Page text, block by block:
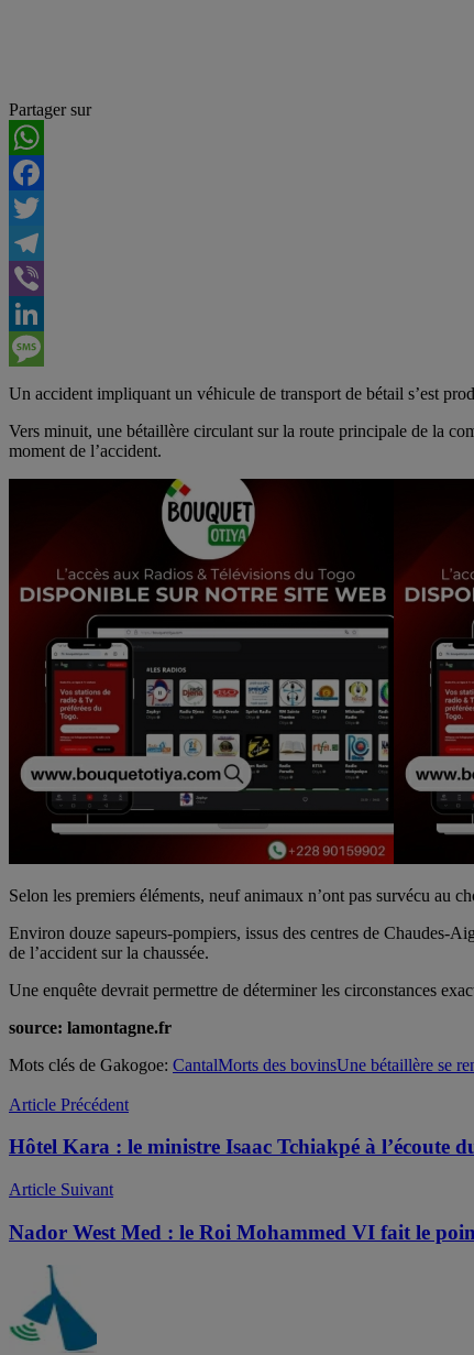
Partager sur
WhatsApp
Facebook
Twitter
Telegram
Viber
LinkedIn
Message
Un accident impliquant un véhicule de transport de bétail s’est
Vers minuit, une bétaillère circulant sur la route principale de la
moment de l’accident.
Selon les premiers éléments, neuf animaux n’ont pas survécu au
Environ douze sapeurs-pompiers, issus des centres de Chaudes-
de l’accident sur la chaussée.
Une enquête devrait permettre de déterminer les circonstances
source: lamontagne.fr
Mots clés de Gakogoe: CantalMorts des bovinsUne bétaillère se
Article Précédent
Hôtel Kara : le ministre Isaac Tchiakpé à l’écoute
Article Suivant
Nador West Med : le Roi Mohammed VI fait le